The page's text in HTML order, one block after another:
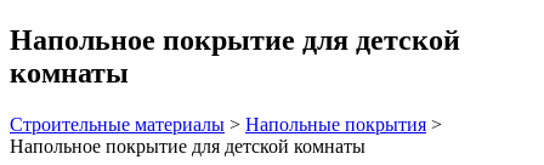
Напольное покрытие для детской
комнаты
Строительные материалы > Напольные покрытия >
Напольное покрытие для детской комнаты